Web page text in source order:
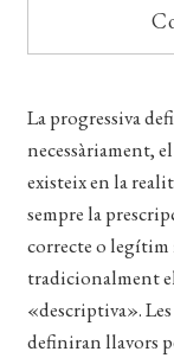
La progressiva
necessàriament,
existeix en la
sempre la
correcte o legítim
tradicionalment
«descriptiva».
definiran llavors